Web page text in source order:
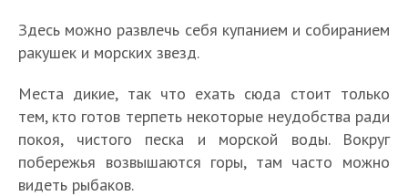
Здесь можно развлечь себя купанием и собиранием
ракушек и морских звезд.
Места дикие, так что ехать сюда стоит только
тем, кто готов терпеть некоторые неудобства ради
покоя, чистого песка и морской воды. Вокруг
побережья возвышаются горы, там часто можно
видеть рыбаков.